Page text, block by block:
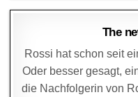
DAGMAR
The
Rossi hat schon seit
Oder besser gesagt,
die Nachfolgerin von